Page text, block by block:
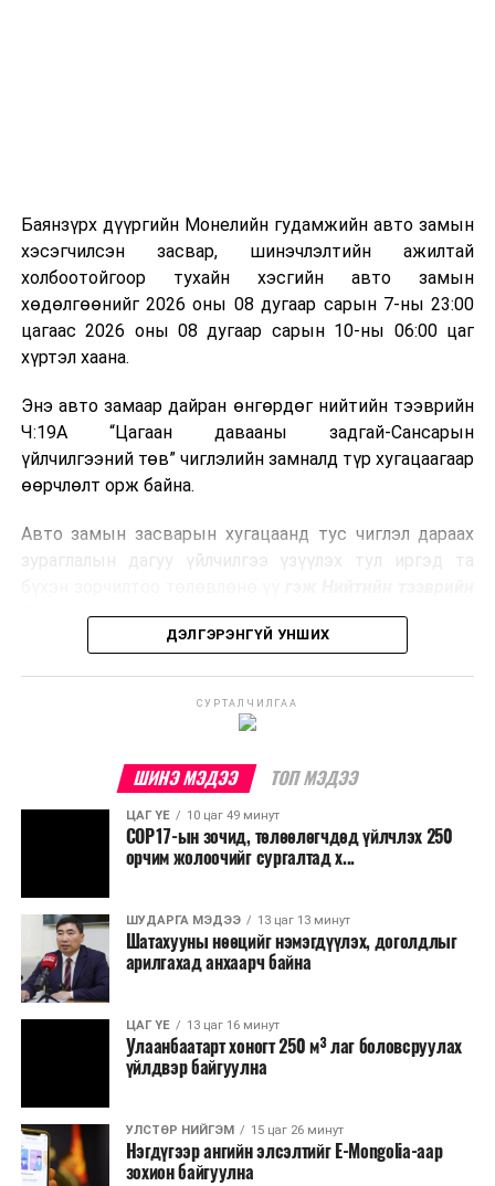
болон дулааны эрчим хүч үйлдвэрлэхэд ашиглаж
болдог. Зарим технологийн хувьд шаталтын дараа
үлдэх үнснээс фосфор зэрэг ашигт эрдсийг сэргээн
авах боломжтой аж.
байна. Тухайлбал, Германд лаг шатаах үйлдвэрээс
гарсан үнснээс фосфор сэргээн авах технологи
ашигладаг бол Нидерландад төвлөрсөн лаг
боловсруулах үйлдвэрүүдээр дулаан, цахилгаан
Ийнхүү лаг хатаах, шатаах технологийг лагийн
улсад өргөн ашиглаж байна.
Баянзүрх дүүргийн Монелийн гудамжийн авто замын
хэсэгчилсэн засвар, шинэчлэлтийн ажилтай
холбоотойгоор тухайн хэсгийн авто замын
хөдөлгөөнийг 2026 оны 08 дугаар сарын 7-ны 23:00
цагаас 2026 оны 08 дугаар сарын 10-ны 06:00 цаг
хүртэл хаана.
Энэ авто замаар дайран өнгөрдөг нийтийн тээврийн
Ч:19А “Цагаан давааны задгай-Сансарын
үйлчилгээний төв” чиглэлийн замналд түр хугацаагаар
өөрчлөлт орж байна.
Авто замын засварын хугацаанд тус чиглэл дараах
зураглалын дагуу үйлчилгээ үзүүлэх тул иргэд та
бодлогын газраас мэдээллээ.
ДЭЛГЭРЭНГҮЙ УНШИХ
СУРТАЛЧИЛГАА
ШИНЭ МЭДЭЭ ТОП МЭДЭЭ
ЦАГ ҮЕ 10 цаг 49 минут
COP17-ын зочид, төлөөлөгчдөд үйлчлэх 250
орчим жолоочийг сургалтад х...
ШУДАРГА МЭДЭЭ 13 цаг 13 минут
Шатахууны нөөцийг нэмэгдүүлэх, доголдлыг
арилгахад анхаарч байна
ЦАГ ҮЕ 13 цаг 16 минут
Улаанбаатарт хоногт 250 м³ лаг боловсруулах
үйлдвэр байгуулна
УЛСТӨР НИЙГЭМ 15 цаг 26 минут
Нэгдүгээр ангийн элсэлтийг E-Mongolia-аар
зохион байгуулна